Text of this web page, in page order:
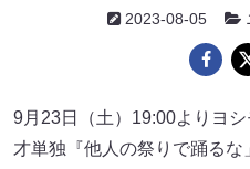
2023-08-05
9月23日（土）19:00よりヨ
才単独『他人の祭りで踊る